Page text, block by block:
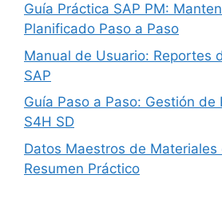
Guía Práctica SAP PM:
Planificado Paso a Paso
Manual de Usuario: Reportes
SAP
Guía Paso a Paso: Gestión de
S4H SD
Datos Maestros de Materiales
Resumen Práctico